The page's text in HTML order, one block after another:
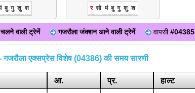
बु गु शु श र सो मं बु गु शु श
वाली ट्रेनें गजरौला जंक्शन आने वाली ट्रेनें वापसी#04385
- गजरौला एक्सप्रेस विशेष (04386) की समय सारणी
आ. प्र. हाल्ट